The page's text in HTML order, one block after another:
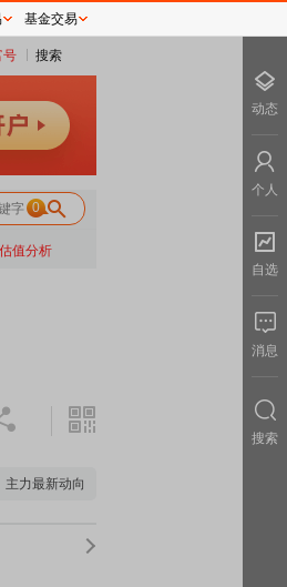
号 搜索
0
估值分析
最新动向 上市公司限售股解禁一览
基金交易
动态
个人
自选
消息
搜索